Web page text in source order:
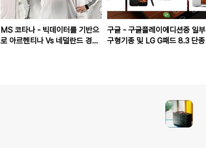
MS 코타나 - 빅데이터를 기반으
로 아르헨티나 Vs 네덜란드 경기
구글 - 구글플레이에디션중 일부
구형기종 및 LG G패드 8.3 단종